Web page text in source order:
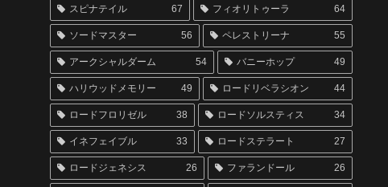
スピナテイル 67 フィオリトゥーラ 64
ソードマスター 56 ペレストリーナ 55
アークシャルダーム 54 バニーホップ 49
ハリウッドメモリー 49 ロードリベラシオン 44
ロードフロリゼル 38 ロードソルスティス 34
イネフェイブル 33 ロードステラート 27
ロードジェネシス 26 ファランドール 26